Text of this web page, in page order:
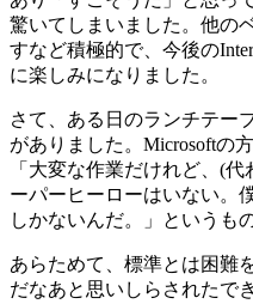
驚いてしまいました。他の
すなど積極的で、今後の
に楽しみになりました。
さて、ある日のランチテー
がありました。Microsoftの
「大変な作業だけれど、(
ーパーヒーローはいない。
しかないんだ。」というもの
あらためて、標準とは困難
だなあと思いしらされたで